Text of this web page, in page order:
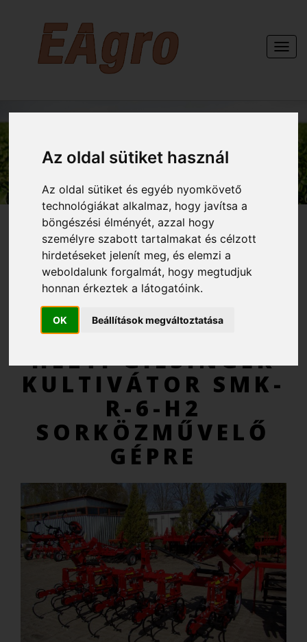
Az oldal sütiket használ
Az oldal sütiket és egyéb nyomkövető
technológiákat alkalmaz, hogy javítsa a
böngészési élményét, azzal hogy
személyre szabott tartalmakat és célzott
hirdetéseket jelenít meg, és elemzi a
weboldalunk forgalmát, hogy megtudjuk
honnan érkeztek a látogatóink.
OK Beállítások megváltoztatása
KAPCSOLAT
AJÁNLATKÉRÉS
HELTI GIESINGER
KULTIVÁTOR SMK-
R-6-H2
SORKÖZMŰVELŐ
GÉPRE